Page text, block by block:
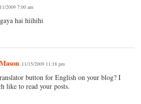
2009 7:00 am
hai hiihihi
11/15/2009 11:18 pm
button for English on your blog? I
like to read your posts.